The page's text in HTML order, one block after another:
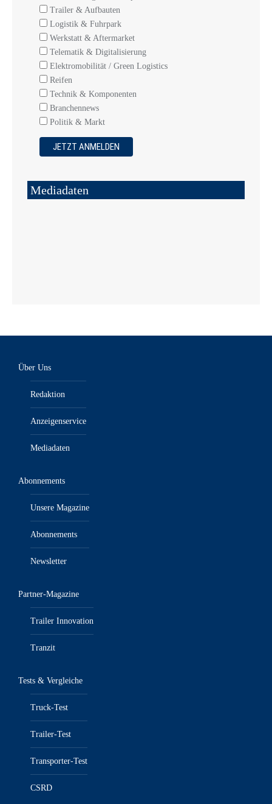
Trailer & Aufbauten
Logistik & Fuhrpark
Werkstatt & Aftermarket
Telematik & Digitalisierung
Elektromobilität / Green Logistics
Reifen
Technik & Komponenten
Branchennews
Politik & Markt
Mediadaten
Über Uns
Redaktion
Anzeigenservice
Mediadaten
Abonnements
Unsere Magazine
Abonnements
Newsletter
Partner-Magazine
Trailer Innovation
Tranzit
Tests & Vergleiche
Truck-Test
Trailer-Test
Transporter-Test
CSRD